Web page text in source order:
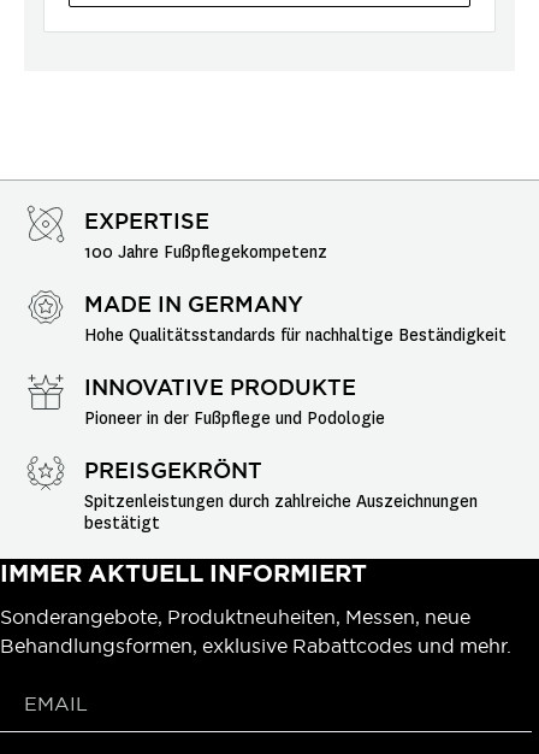
EXPERTISE
100 Jahre Fußpflegekompetenz
MADE IN GERMANY
Hohe Qualitätsstandards für nachhaltige Beständigkeit
INNOVATIVE PRODUKTE
Pioneer in der Fußpflege und Podologie
PREISGEKRÖNT
Spitzenleistungen durch zahlreiche Auszeichnungen
bestätigt
IMMER AKTUELL INFORMIERT
Sonderangebote, Produktneuheiten, Messen, neue
Behandlungsformen, exklusive Rabattcodes und mehr.